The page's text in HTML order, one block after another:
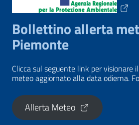
Bollettino allerta
Piemonte
Clicca sul seguente link per
meteo aggiornato alla data odierna.
Allerta Meteo